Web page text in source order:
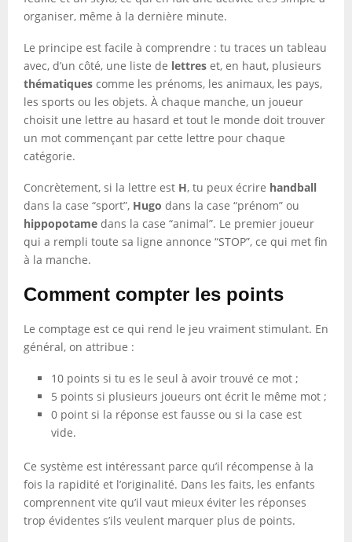
organiser, même à la dernière minute.
Le principe est facile à comprendre : tu traces un tableau
avec, d’un côté, une liste de lettres et, en haut, plusieurs
thématiques comme les prénoms, les animaux, les pays,
les sports ou les objets. À chaque manche, un joueur
choisit une lettre au hasard et tout le monde doit trouver
un mot commençant par cette lettre pour chaque
catégorie.
Concrètement, si la lettre est H, tu peux écrire handball
dans la case “sport”, Hugo dans la case “prénom” ou
hippopotame dans la case “animal”. Le premier joueur
qui a rempli toute sa ligne annonce “STOP”, ce qui met fin
à la manche.
Comment compter les points
Le comptage est ce qui rend le jeu vraiment stimulant. En
général, on attribue :
10 points si tu es le seul à avoir trouvé ce mot ;
5 points si plusieurs joueurs ont écrit le même mot ;
0 point si la réponse est fausse ou si la case est
vide.
Ce système est intéressant parce qu’il récompense à la
fois la rapidité et l’originalité. Dans les faits, les enfants
comprennent vite qu’il vaut mieux éviter les réponses
trop évidentes s’ils veulent marquer plus de points.